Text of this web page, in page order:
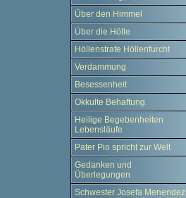
Über den Himmel
Über die Hölle
Höllenstrafe Höllenfurcht
Verdammung
Besessenheit
Okkulte Behaftung
Heilige Begebenheiten
Lebensläufe
Pater Pio spricht zur Welt
Gedanken und
Überlegungen
Schwester Josefa Menendez